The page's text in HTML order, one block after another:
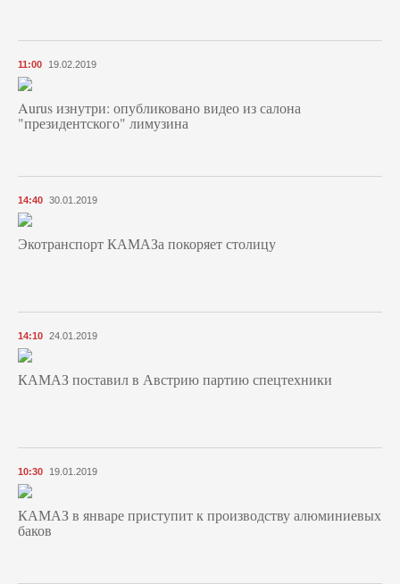
11:00 19.02.2019
Aurus изнутри: опубликовано видео из салона
"президентского" лимузина
14:40 30.01.2019
Экотранспорт КАМАЗа покоряет столицу
14:10 24.01.2019
КАМАЗ поставил в Австрию партию спецтехники
10:30 19.01.2019
КАМАЗ в январе приступит к производству алюминиевых
баков